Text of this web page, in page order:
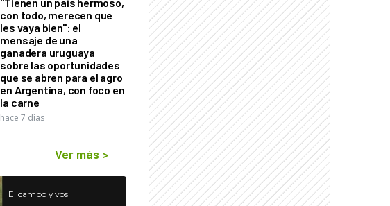
con todo, merecen que
les vaya bien": el
mensaje de una
ganadera uruguaya
sobre las oportunidades
que se abren para el agro
en Argentina, con foco en
la carne
hace 7 días
Ver más >
El campo y vos